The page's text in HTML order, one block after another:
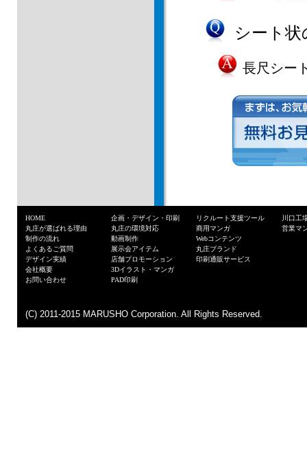
シート
長尺シー
HOME
丸庄が選ばれる理由
制作の流れ
よくあるご質問
デザイン実績
会社概要
お問い合わせ
企画・デザイン・印刷
丸庄の環境対応
動画制作
展示会アイテム
店舗プロモーション
3Dイラスト・マンガ
PAD印刷
リクルート支援ツール
商用マンガ
Webコンテンツ
丸庄ブランド
印刷通販サービス
川口工
営業マ
(C) 2011-2015 MARUSHO Corporation. All Rights Reserved.